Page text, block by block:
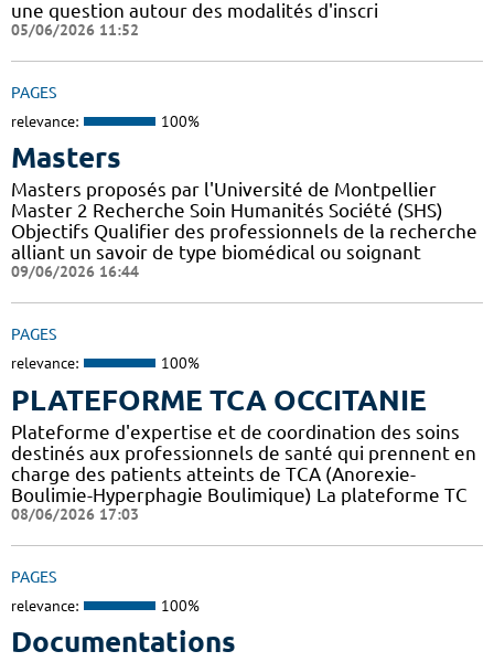
une question autour des modalités d'inscri
05/06/2026 11:52
PAGES
relevance: 100%
Masters
Masters proposés par l'Université de Montpellier
Master 2 Recherche Soin Humanités Société (SHS)
Objectifs Qualifier des professionnels de la recherche
alliant un savoir de type biomédical ou soignant
09/06/2026 16:44
PAGES
relevance: 100%
PLATEFORME TCA OCCITANIE
Plateforme d'expertise et de coordination des soins
destinés aux professionnels de santé qui prennent en
charge des patients atteints de TCA (Anorexie-
Boulimie-Hyperphagie Boulimique) La plateforme TC
08/06/2026 17:03
PAGES
relevance: 100%
Documentations